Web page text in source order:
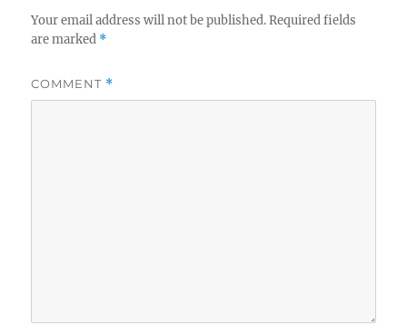
Your email address will not be published. Required fields
are marked *
COMMENT *